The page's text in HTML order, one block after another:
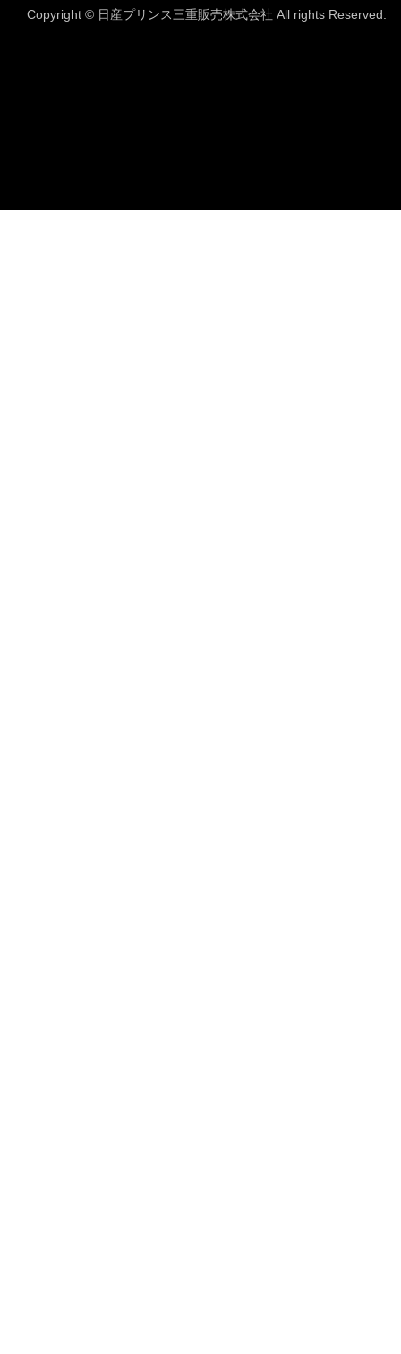
Copyright © 日産プリンス三重販売株式会社 All rights Reserved.